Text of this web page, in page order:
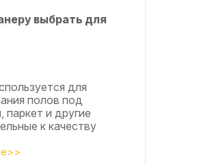
выбрать для
для
полов под
паркет и другие
к качеству
и чернового слоя по